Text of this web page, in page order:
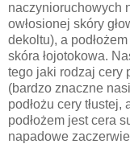
naczynioruchowych
owłosionej skóry
dekoltu), a
skóra łojotokowa.
tego jaki rodzaj cery
(bardzo znaczne
podłożu cery
podłożem jest cera
napadowe